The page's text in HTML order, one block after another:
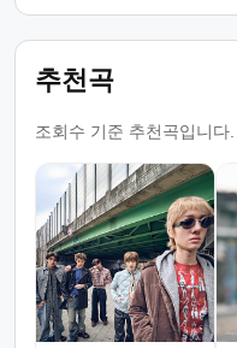
추천곡
조회수 기준 추천곡입니다.